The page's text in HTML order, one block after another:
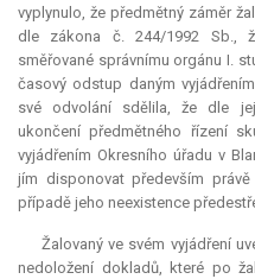
vyplynulo, že předmětný záměr
dle zákona č. 244/1992 Sb.,
směřované správnímu orgánu I.
časový odstup daným
své odvolání sdělila, že dle
ukončení předmětného řízení
vyjádřením Okresního úřadu v
jím disponovat především
případě jeho neexistence
Žalovaný ve svém vyjádření
nedoložení dokladů, které po